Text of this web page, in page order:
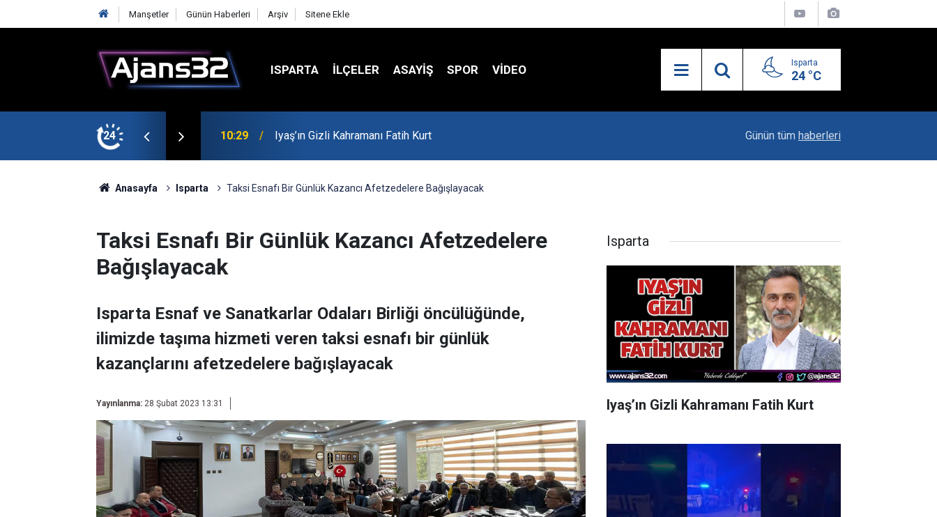
Manşetler Günün Haberleri Arşiv Sitene Ekle
ISPARTA İLÇELER ASAYİŞ SPOR VIDEO Isparta
24 °C
24 00:52 Isparta'da Asker Eğlencesinde Kavga Çıktı Uzaktan Hasta Değerlendirme Sistemi İle Yeni
Günün tüm haberleri
Anasayfa Isparta Taksi Esnafı Bir Günlük Kazancı Afetzedelere Bağışlayacak
Taksi Esnafı Bir Günlük Kazancı Afetzedelere
Bağışlayacak
Isparta Esnaf ve Sanatkarlar Odaları Birliği öncülüğünde,
ilimizde taşıma hizmeti veren taksi esnafı bir günlük
kazançlarını afetzedelere bağışlayacak
Yayınlanma: 28 Şubat 2023 13:31
Isparta
Iyaş’ın Gizli Kahramanı Fatih Kurt